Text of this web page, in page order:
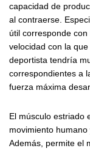
capacidad de
al contraerse.
útil corresponde
velocidad con la
deportista tendría
correspondientes a
fuerza máxima
El músculo estriado
movimiento
Además, permite el